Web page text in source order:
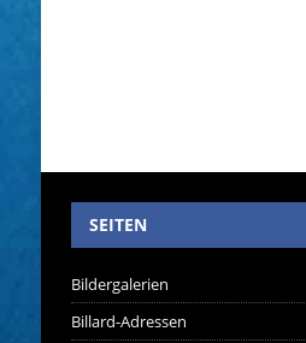
SEITEN
Bildergalerien
Billard-Adressen